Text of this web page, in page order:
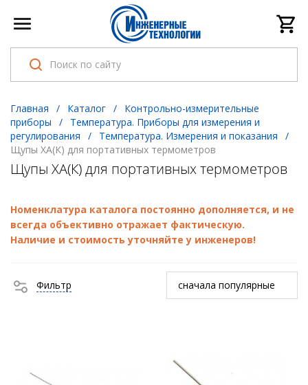
Главная / Каталог /
Контрольно-измерительные
приборы
/
Температура. Приборы для измерения и
регулирования
/ Температура. Измерения и показания
/
Щупы ХА(К) для портативных термометров
Щупы ХА(К) для портативных термометров
Номенклатура каталога постоянно дополняется, и не
всегда объективно отражает фактическую.
Наличие и стоимость уточняйте у инженеров!
Фильтр